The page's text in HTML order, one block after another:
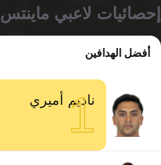
إحصائيات لاعبي ماينتس
أفضل الهدافين
1
ناديم أميري